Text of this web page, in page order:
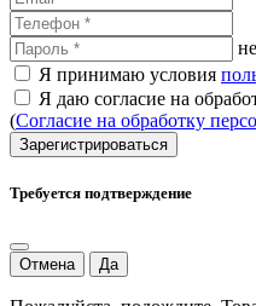
Я принимаю условия
Я даю согласие на
(Согласие на обработку
Зарегистрироваться
Требуется подтверждение
Отмена Да